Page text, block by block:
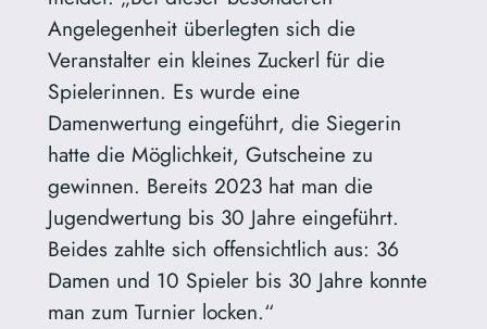
Angelegenheit überlegten sich die
Veranstalter ein kleines Zuckerl für die
Spielerinnen. Es wurde eine
Damenwertung eingeführt, die Siegerin
hatte die Möglichkeit, Gutscheine zu
gewinnen. Bereits 2023 hat man die
Jugendwertung bis 30 Jahre eingeführt.
Beides zahlte sich offensichtlich aus: 36
Damen und 10 Spieler bis 30 Jahre konnte
man zum Turnier locken.“